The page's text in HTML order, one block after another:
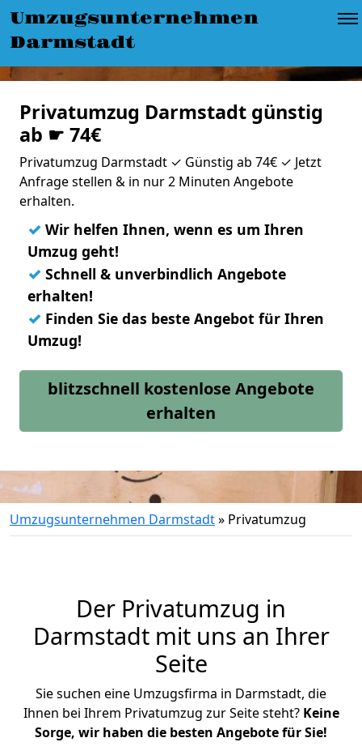
Umzugsunternehmen
Darmstadt
Privatumzug Darmstadt günstig
ab ☛ 74€
Privatumzug Darmstadt ✓ Günstig ab 74€ ✓ Jetzt
Anfrage stellen & in nur 2 Minuten Angebote
erhalten.
✓ Wir helfen Ihnen, wenn es um Ihren
Umzug geht!
✓ Schnell & unverbindlich Angebote
erhalten!
✓ Finden Sie das beste Angebot für Ihren
Umzug!
blitzschnell kostenlose Angebote
erhalten
Umzugsunternehmen Darmstadt» Privatumzug
Der Privatumzug in
Darmstadt mit uns an Ihrer
Seite
Sie suchen eine Umzugsfirma in Darmstadt, die
Ihnen bei Ihrem Privatumzug zur Seite steht? Keine
Sorge, wir haben die besten Angebote für Sie!